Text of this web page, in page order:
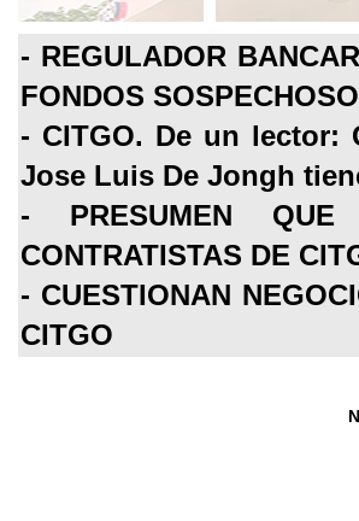
- REGULADOR
FONDOS
- CITGO. De un lector:
Jose Luis De Jongh
- PRESUMEN
CONTRATISTAS DE
- CUESTIONAN
CITGO